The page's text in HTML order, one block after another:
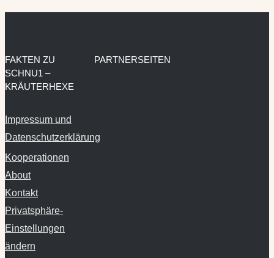
FAKTEN ZU
SCHNU1 –
KRÄUTERHEXE
Impressum und
Datenschutzerklärung
Kooperationen
About
Kontakt
Privatsphäre-
Einstellungen
ändern
PARTNERSEITEN